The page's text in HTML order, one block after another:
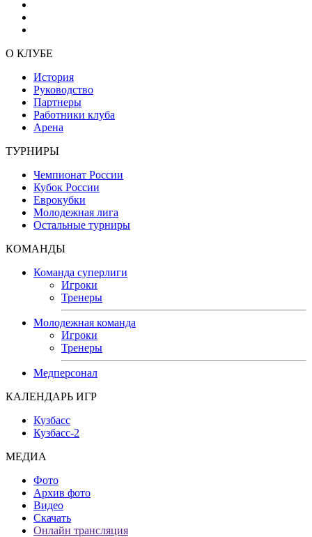
О КЛУБЕ
История
Руководство
Партнеры
Работники клуба
Арена
ТУРНИРЫ
Чемпионат России
Кубок России
Еврокубки
Молодежная лига
Остальные турниры
КОМАНДЫ
Команда суперлиги
Игроки
Тренеры
Молодежная команда
Игроки
Тренеры
Медперсонал
КАЛЕНДАРЬ ИГР
Кузбасс
Кузбасс-2
МЕДИА
Фото
Архив фото
Видео
Скачать
Онлайн трансляция